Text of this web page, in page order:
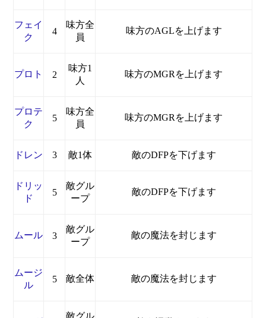
フェイ
ク
4
味方全
員
味方のAGLを上げます
プロト 2
味方1
人
味方のMGRを上げます
プロテ
ク
5
味方全
員
味方のMGRを上げます
ドレン 3 敵1体 敵のDFPを下げます
ドリッ
ド
5
敵グル
ープ
敵のDFPを下げます
ムール 3
敵グル
ープ
敵の魔法を封じます
ムージ
ル
5 敵全体 敵の魔法を封じます